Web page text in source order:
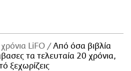
LiFO
Από όσα βιβλία
τα τελευταία 20 χρόνια,
ξεχωρίζεις